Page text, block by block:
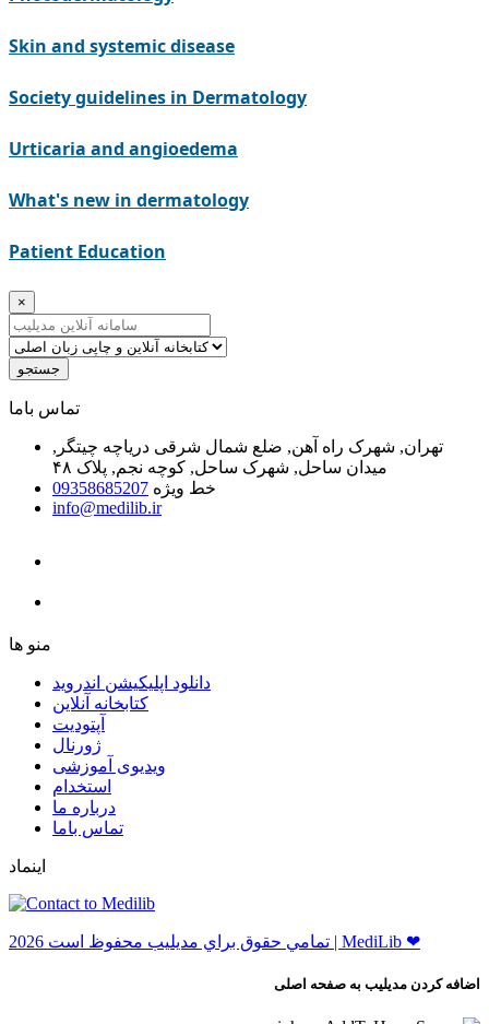
Skin and systemic disease
Society guidelines in Dermatology
Urticaria and angioedema
What's new in dermatology
Patient Education
×
جستجو
ﺗﻤﺎﺱ ﺑﺎﻣﺎ
تهران, شهرک راه آهن, ضلع شمال شرقی دریاچه چیتگر,
میدان ساحل, شهرک ساحل, کوچه نجم, پلاک ۴۸
خط ویژه 09358685207
info@medilib.ir
ﻣﻨﻮ ﻫﺎ
دانلود اپلیکیشن اندروید
ﮐﺘﺎﺑﺨﺎﻧﻪ ﺁﻧﻼﯾﻦ
ﺁﭘﺘﻮﺩﯾﺖ
ﮊﻭﺭﻧﺎﻝ
ویدیوی آموزشی
استخدام
درباره ما
ﺗﻤﺎﺱ ﺑﺎﻣﺎ
اینماد
ﺗﻤﺎﻣﻲ ﺣﻘﻮﻕ ﺑﺮاﻱ ﻣﺪﻳﻠﻴﺐ ﻣﺤﻔﻮﻅ اﺳﺖ 2026 | MediLib ❤
اضافه کردن مدیلیب به صفحه اصلی